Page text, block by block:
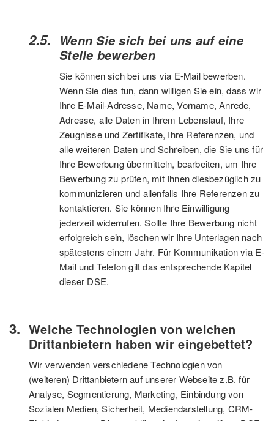
Wenn Sie sich bei uns auf eine
Stelle bewerben
Sie können sich bei uns via E-Mail bewerben.
Wenn Sie dies tun, dann willigen Sie ein, dass wir
Ihre E-Mail-Adresse, Name, Vorname, Anrede,
Adresse, alle Daten in Ihrem Lebenslauf, Ihre
Zeugnisse und Zertifikate, Ihre Referenzen, und
alle weiteren Daten und Schreiben, die Sie uns für
Ihre Bewerbung übermitteln, bearbeiten, um Ihre
Bewerbung zu prüfen, mit Ihnen diesbezüglich zu
kommunizieren und allenfalls Ihre Referenzen zu
kontaktieren. Sie können Ihre Einwilligung
jederzeit widerrufen. Sollte Ihre Bewerbung nicht
erfolgreich sein, löschen wir Ihre Unterlagen nach
spätestens einem Jahr. Für Kommunikation via E-
Mail und Telefon gilt das entsprechende Kapitel
dieser DSE.
Welche Technologien von welchen
Drittanbietern haben wir eingebettet?
Wir verwenden verschiedene Technologien von
(weiteren) Drittanbietern auf unserer Webseite z.B. für
Analyse, Segmentierung, Marketing, Einbindung von
Sozialen Medien, Sicherheit, Mediendarstellung, CRM-